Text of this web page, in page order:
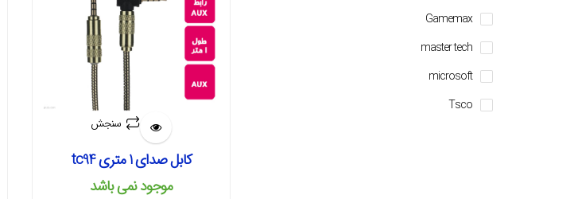
سنجش
کابل صدای 1 متری tc94
موجود نمی‌ باشد
Gamemax
master tech
microsoft
Tsco